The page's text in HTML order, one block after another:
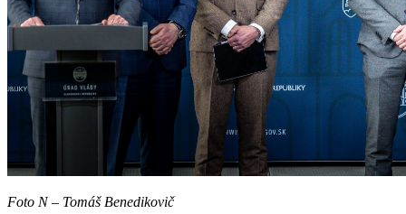
Foto N – Tomáš Benedikovič